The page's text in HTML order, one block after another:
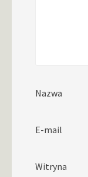
Nazwa
E-mail
Witryna